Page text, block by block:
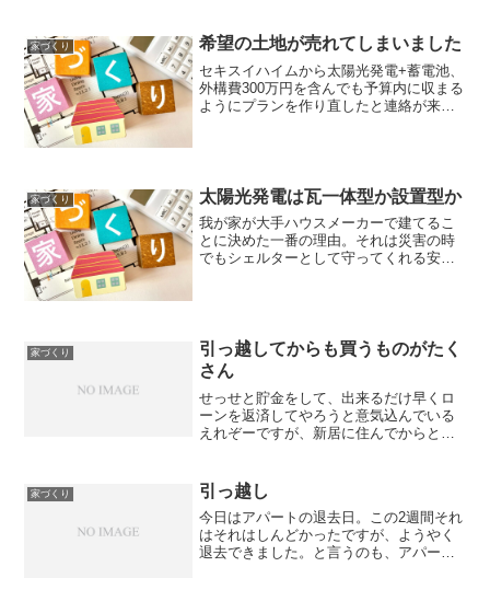
家づくり 希望の土地が売れてしまいました
セキスイハイムから太陽光発電+蓄電池、
外構費300万円を含んでも予算内に収まる
ようにプランを作り直したと連絡が来ま
家づくり 太陽光発電は瓦一体型か設置型か
我が家が大手ハウスメーカーで建てるこ
とに決めた一番の理由。それは災害の時
でもシェルターとして守ってくれる安心
家づくり
引っ越してからも買うものがたく
さん
せっせと貯金をして、出来るだけ早くロ
ーンを返済してやろうと意気込んでいる
えれぞーですが、新居に住んでからと言
機、ベッド、シーリングライト等は、安
く済ませるために施主支給に...
家づくり 引っ越し
今日はアパートの退去日。この2週間それ
はそれはしんどかったですが、ようやく
退去できました。と言うのも、アパート